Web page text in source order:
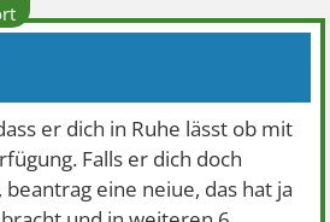
er dich in Ruhe lässt ob mit
Falls er dich doch
eine neiue, das hat ja